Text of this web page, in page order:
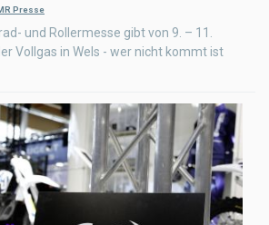
Presse
und Rollermesse gibt von 9. – 11.
Vollgas in Wels - wer nicht kommt ist